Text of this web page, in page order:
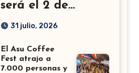
será el 2 de
setiembre en el
31 julio, 2026
El Asu Coffee
Fest atrajo a
7.000 personas y